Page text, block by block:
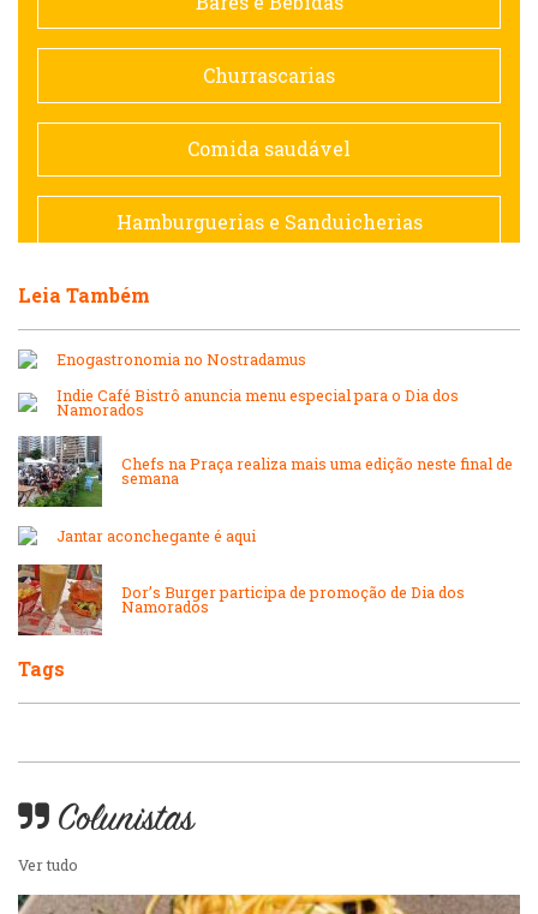
Doceria
Espanhola
Francesa
Peixes e Frutos do Mar
Churrascarias
Comida saudável
Hamburguerias e Sanduicherias
Lanchonetes
Peixes e Frutos do Mar
Sobremesas e sorvetes
Leia Também
Enogastronomia no Nostradamus
Indie Café Bistrô anuncia menu especial para o Dia dos
Namorados
Chefs na Praça realiza mais uma edição neste final de
semana
Jantar aconchegante é aqui
Dor’s Burger participa de promoção de Dia dos
Namorados
Tags
Colunistas
Ver tudo